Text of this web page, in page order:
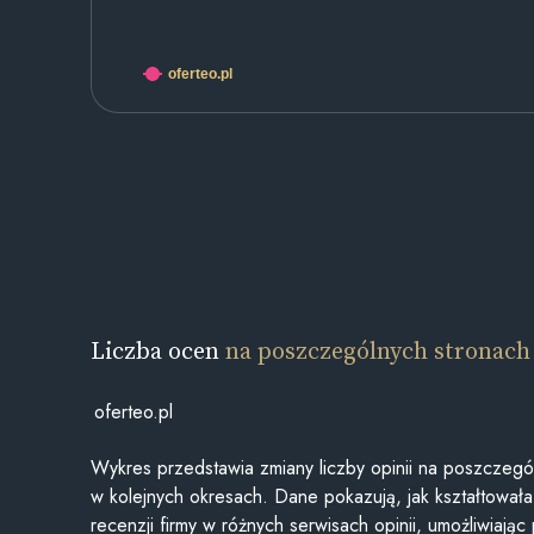
oferteo.pl
Liczba ocenna poszczególnych stronach
oferteo.pl
Wykres przedstawia zmiany liczby opinii na
w kolejnych okresach. Dane pokazują, jak
recenzji firmy w różnych serwisach opinii,